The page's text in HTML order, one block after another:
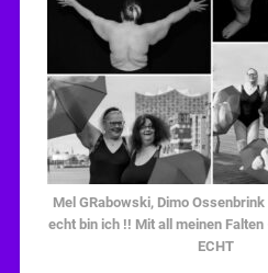
Mel GRabowski, Dimo
echt bin ich !! Mit all meinen
ECHT